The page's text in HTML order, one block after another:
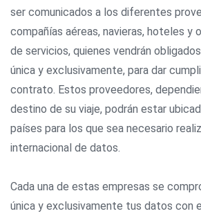
ser comunicados a los diferentes
compañías aéreas, navieras, hoteles y
de servicios, quienes vendrán
única y exclusivamente, para dar
contrato. Estos proveedores,
destino de su viaje, podrán estar
países para los que sea necesario
internacional de datos.
Cada una de estas empresas se
única y exclusivamente tus datos con